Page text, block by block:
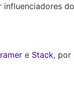
e Stack, por